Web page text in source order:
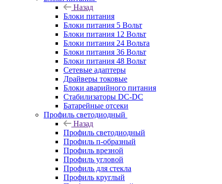
Назад
Блоки питания
Блоки питания 5 Вольт
Блоки питания 12 Вольт
Блоки питания 24 Вольта
Блоки питания 36 Вольт
Блоки питания 48 Вольт
Сетевые адаптеры
Драйверы токовые
Блоки аварийного питания
Стабилизаторы DC-DC
Батарейные отсеки
Профиль светодиодный
Назад
Профиль светодиодный
Профиль п-образный
Профиль врезной
Профиль угловой
Профиль для стекла
Профиль круглый